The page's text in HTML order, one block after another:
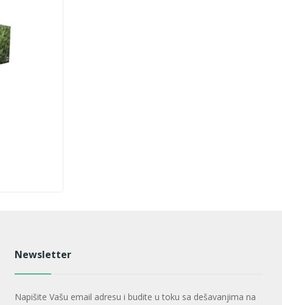
Newsletter
Napišite Vašu email adresu i budite u toku sa dešavanjima na